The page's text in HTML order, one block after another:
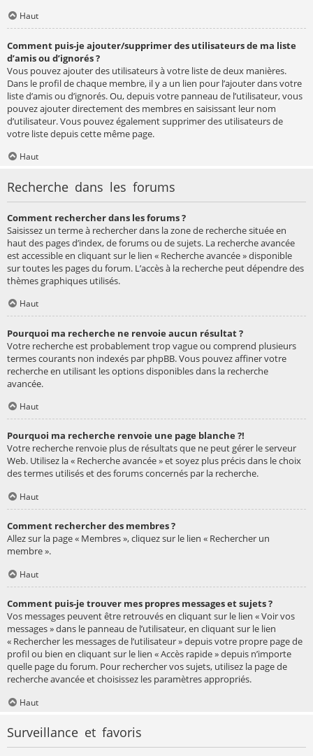
Haut
Comment puis-je ajouter/supprimer des utilisateurs de ma liste
d’amis ou d’ignorés ?
Vous pouvez ajouter des utilisateurs à votre liste de deux manières.
Dans le profil de chaque membre, il y a un lien pour l’ajouter dans votre
liste d’amis ou d’ignorés. Ou, depuis votre panneau de l’utilisateur, vous
pouvez ajouter directement des membres en saisissant leur nom
d’utilisateur. Vous pouvez également supprimer des utilisateurs de
votre liste depuis cette même page.
Haut
Recherche dans les forums
Comment rechercher dans les forums ?
Saisissez un terme à rechercher dans la zone de recherche située en
haut des pages d’index, de forums ou de sujets. La recherche avancée
est accessible en cliquant sur le lien « Recherche avancée » disponible
sur toutes les pages du forum. L’accès à la recherche peut dépendre des
thèmes graphiques utilisés.
Haut
Pourquoi ma recherche ne renvoie aucun résultat ?
Votre recherche est probablement trop vague ou comprend plusieurs
termes courants non indexés par phpBB. Vous pouvez affiner votre
recherche en utilisant les options disponibles dans la recherche
avancée.
Haut
Pourquoi ma recherche renvoie une page blanche ?!
Votre recherche renvoie plus de résultats que ne peut gérer le serveur
Web. Utilisez la « Recherche avancée » et soyez plus précis dans le choix
des termes utilisés et des forums concernés par la recherche.
Haut
Comment rechercher des membres ?
Allez sur la page « Membres », cliquez sur le lien « Rechercher un
membre ».
Haut
Comment puis-je trouver mes propres messages et sujets ?
Vos messages peuvent être retrouvés en cliquant sur le lien « Voir vos
messages » dans le panneau de l’utilisateur, en cliquant sur le lien
« Rechercher les messages de l’utilisateur » depuis votre propre page de
profil ou bien en cliquant sur le lien « Accès rapide » depuis n’importe
quelle page du forum. Pour rechercher vos sujets, utilisez la page de
recherche avancée et choisissez les paramètres appropriés.
Haut
Surveillance et favoris